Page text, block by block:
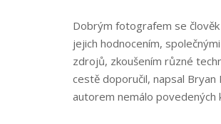
Photoshop
CS/CS2“
Dobrým fotografem se
jejich hodnocením,
zdrojů, zkoušením různé
cestě doporučil, napsal
autorem nemálo povedených